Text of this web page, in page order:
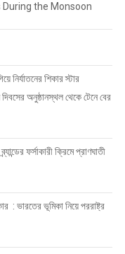
the Monsoon
নির্যাতনের শিকার স্টার
অনুষ্ঠানস্থল থেকে টেনে বের
ফর্সাকারী ক্রিমে প্রাণঘাতী
: ভারতের ভূমিকা নিয়ে পররাষ্ট্র